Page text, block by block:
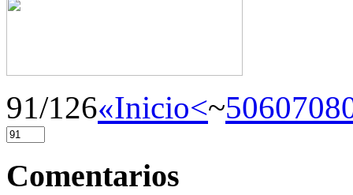
91/126«Inicio<~506070
Comentarios